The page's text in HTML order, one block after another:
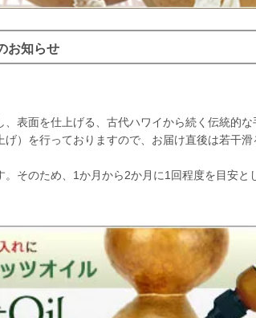
お知らせ
表面を仕上げる、古代ハワイから続く伝統的な
）を行っておりますので、お届け直後は若干
そのため、1か月から2か月に1回程度を目安と